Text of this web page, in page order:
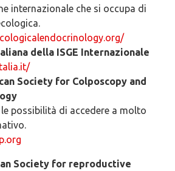
internazionale che si occupa di
della ISGE Internazionale
Society for Colposcopy and
possibilità di accedere a molto
Society for reproductive